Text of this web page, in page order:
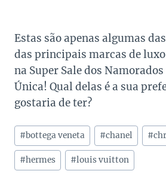
Estas são apenas algumas
das principais marcas de
na Super Sale dos
Única! Qual delas é a sua
gostaria de ter?
Tags
do
Post:
#bottega veneta #chanel #
#hermes #louis vuitton